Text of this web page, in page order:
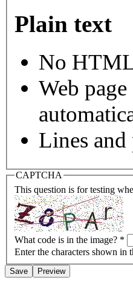
Plain text
No
Web
Lines and
CAPTCHA
This question is for testing
What code is in the image? *
Enter the characters shown in